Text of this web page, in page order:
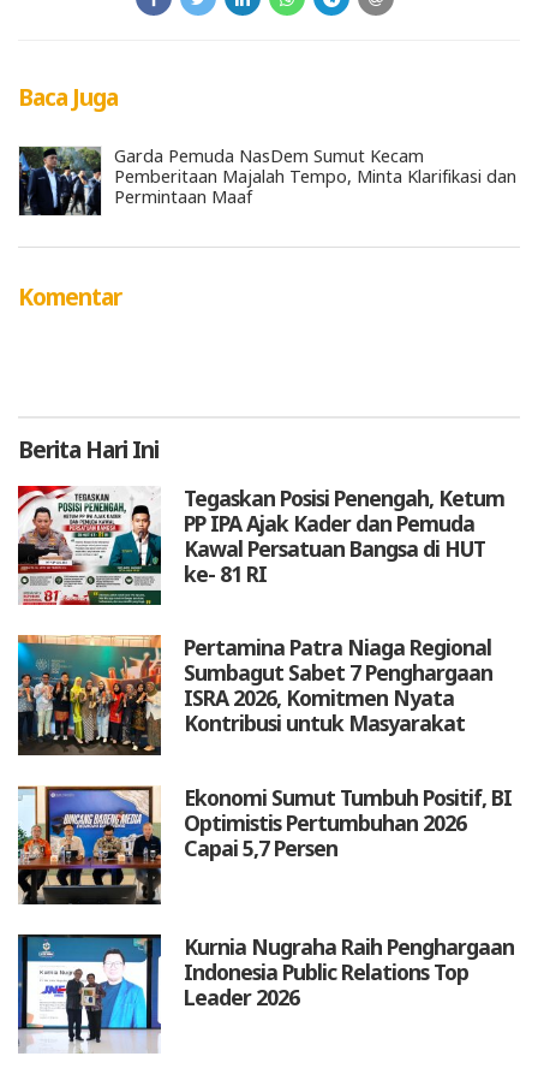
Baca Juga
Garda Pemuda NasDem Sumut Kecam
Pemberitaan Majalah Tempo, Minta Klarifikasi dan
Permintaan Maaf
Komentar
Berita Hari Ini
Tegaskan Posisi Penengah, Ketum
PP IPA Ajak Kader dan Pemuda
Kawal Persatuan Bangsa di HUT
ke- 81 RI
Pertamina Patra Niaga Regional
Sumbagut Sabet 7 Penghargaan
ISRA 2026, Komitmen Nyata
Kontribusi untuk Masyarakat
Ekonomi Sumut Tumbuh Positif, BI
Optimistis Pertumbuhan 2026
Capai 5,7 Persen
Kurnia Nugraha Raih Penghargaan
Indonesia Public Relations Top
Leader 2026